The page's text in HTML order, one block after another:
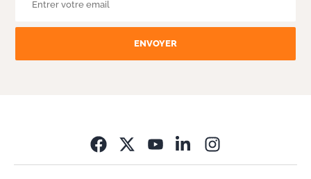
ENVOYER